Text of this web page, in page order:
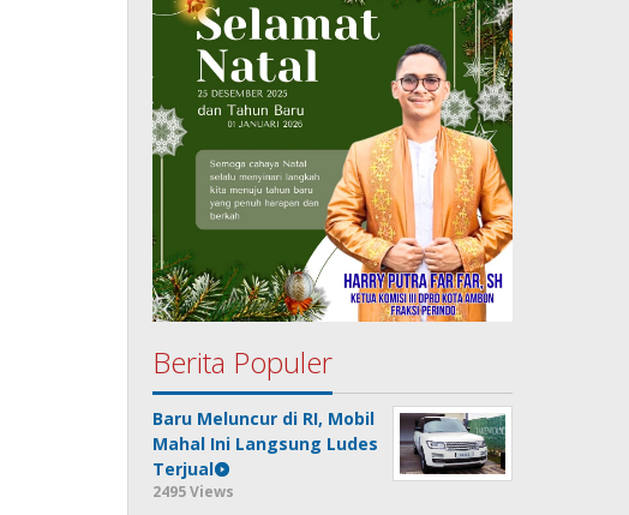
Berita Populer
Baru Meluncur di RI, Mobil
Mahal Ini Langsung Ludes
Terjual
2495 Views